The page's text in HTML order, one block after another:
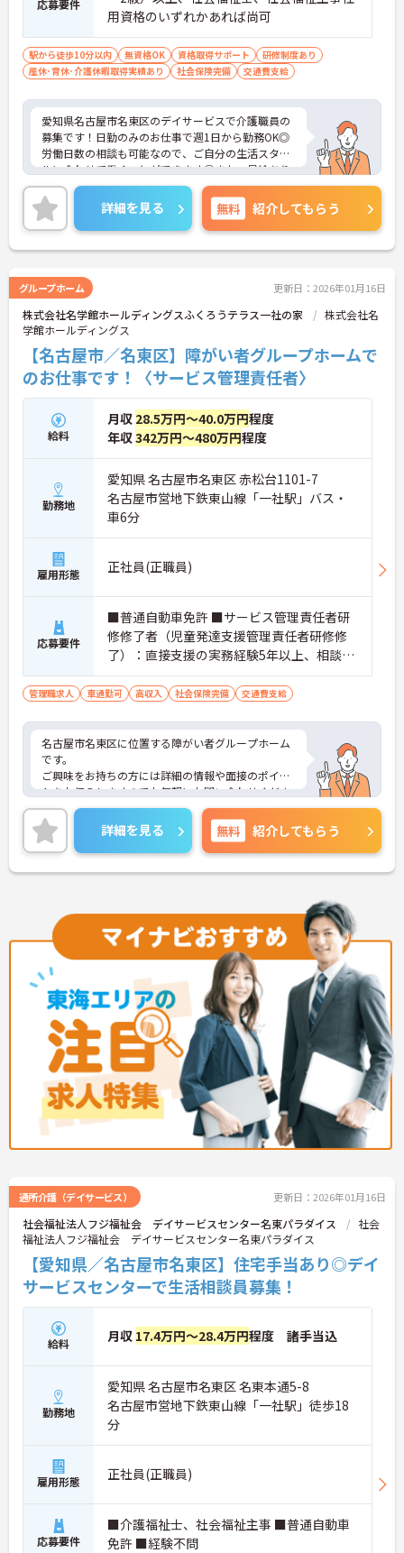
応募要件
用資格のいずれかあれば尚可
駅から徒歩10分以内 無資格OK 資格取得サポート
研修制度あり
産休･育休･介護休暇取得実績あり
社会保険完備 交通費支給
愛知県名古屋市名東区のデイサービスで介護職員の
募集です！日勤のみのお仕事で週1日から勤務OK◎
労働日数の相談も可能なので、ご自分の生活スタイ
ルに合わせて働くことができます◎また、昇給あり
であなたの頑張りがしっかり評価される職場です♪
ご興味のある方は面接ポイントをお伝えしますの
で、お気軽にご連絡ください！
詳細を見る 無料 紹介してもらう
グループホーム 更新日：2026年01月16日
株式会社名学館ホールディングスふくろうテラス一社の家
株式会社名
学館ホールディングス
【名古屋市／名東区】障がい者グループホームで
のお仕事です！〈サービス管理責任者〉
給料
月収 28.5万円～40.0万円程度
年収342万円～480万円程度
勤務地
愛知県 名古屋市名東区 赤松台1101-7
名古屋市営地下鉄東山線「一社駅」バス・
車6分
雇用形態 正社員(正職員)
応募要件
■普通自動車免許 ■サービス管理責任者研
修修了者（児童発達支援管理責任者研修修
了）：直接支援の実務経験5年以上、相談支
援の実務経験5年以上 ■介護職員初任者研修
課程修了、社会福祉主事任用資格、児童指
士、介護福祉士、介護福祉士実務者研修課
程修了
管理職求人 車通勤可 高収入 社会保険完備 交通費支給
名古屋市名東区に位置する障がい者グループホーム
です。
ご興味をお持ちの方には詳細の情報や面接のポイン
トをお伝えしますのでお気軽にお問い合わせくださ
いませ。
詳細を見る 無料 紹介してもらう
通所介護（デイサービス） 更新日：2026年01月16日
社会福祉法人フジ福祉会 デイサービスセンター名東パラダイス
社会
福祉法人フジ福祉会 デイサービスセンター名東パラダイス
【愛知県／名古屋市名東区】住宅手当あり◎デイ
サービスセンターで生活相談員募集！
給料 月収 17.4万円～28.4万円程度 諸手当込
勤務地
愛知県 名古屋市名東区 名東本通5-8
名古屋市営地下鉄東山線「一社駅」徒歩18
分
雇用形態 正社員(正職員)
応募要件
■介護福祉士、社会福祉主事 ■普通自動車
免許 ■経験不問